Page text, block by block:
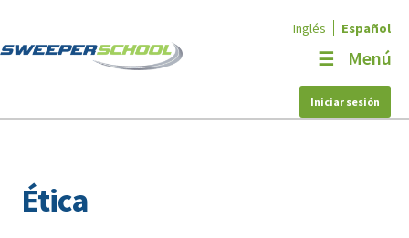
a
al
Inglés Español
Menú
Cursos
Iniciar sesión
Ética